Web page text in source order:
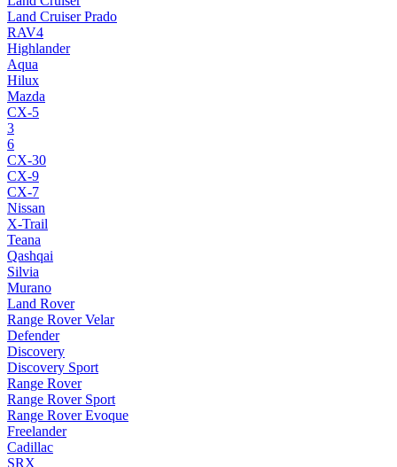
Land Cruiser Prado
RAV4
Highlander
Aqua
Hilux
Mazda
CX-5
3
6
CX-30
CX-9
CX-7
Nissan
X-Trail
Teana
Qashqai
Silvia
Murano
Land Rover
Range Rover Velar
Defender
Discovery
Discovery Sport
Range Rover
Range Rover Sport
Range Rover Evoque
Freelander
Cadillac
SRX